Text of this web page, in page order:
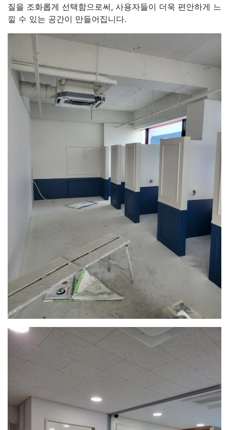
질을 조화롭게 선택함으로써, 사용자들이 더욱 편안하게 느
낄 수 있는 공간이 만들어집니다.